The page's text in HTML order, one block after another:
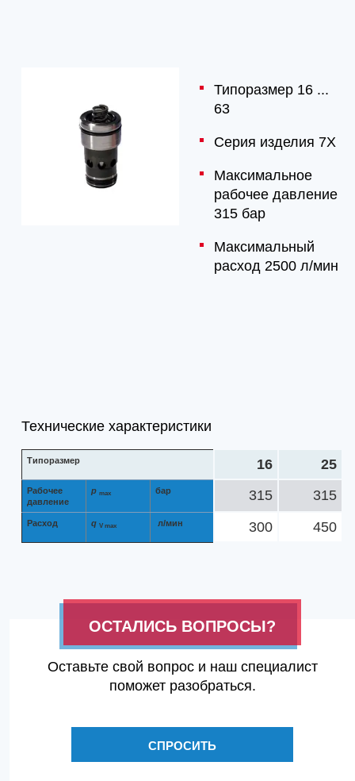
Типоразмер 16 ...
63
Серия изделия 7X
Максимальное
рабочее давление
315 бар
Максимальный
расход 2500 л/мин
Технические характеристики
Типоразмер 16 25
Рабочее
давление
p max бар 315 315
Расход q V max л/мин 300 450
ОСТАЛИСЬ ВОПРОСЫ?
Оставьте свой вопрос и наш специалист
поможет разобраться.
СПРОСИТЬ